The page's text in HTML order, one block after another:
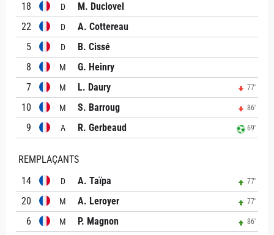
18
D
M. Duclovel
22
D
A. Cottereau
5
D
B. Cissé
8
M
G. Heinry
7
M L. Daury 77'
10 M S. Barroug 86'
9 A R. Gerbeaud 69'
REMPLAÇANTS
14
D A. Taïpa 77'
20 M A. Leroyer 77'
6 M P. Magnon 86'